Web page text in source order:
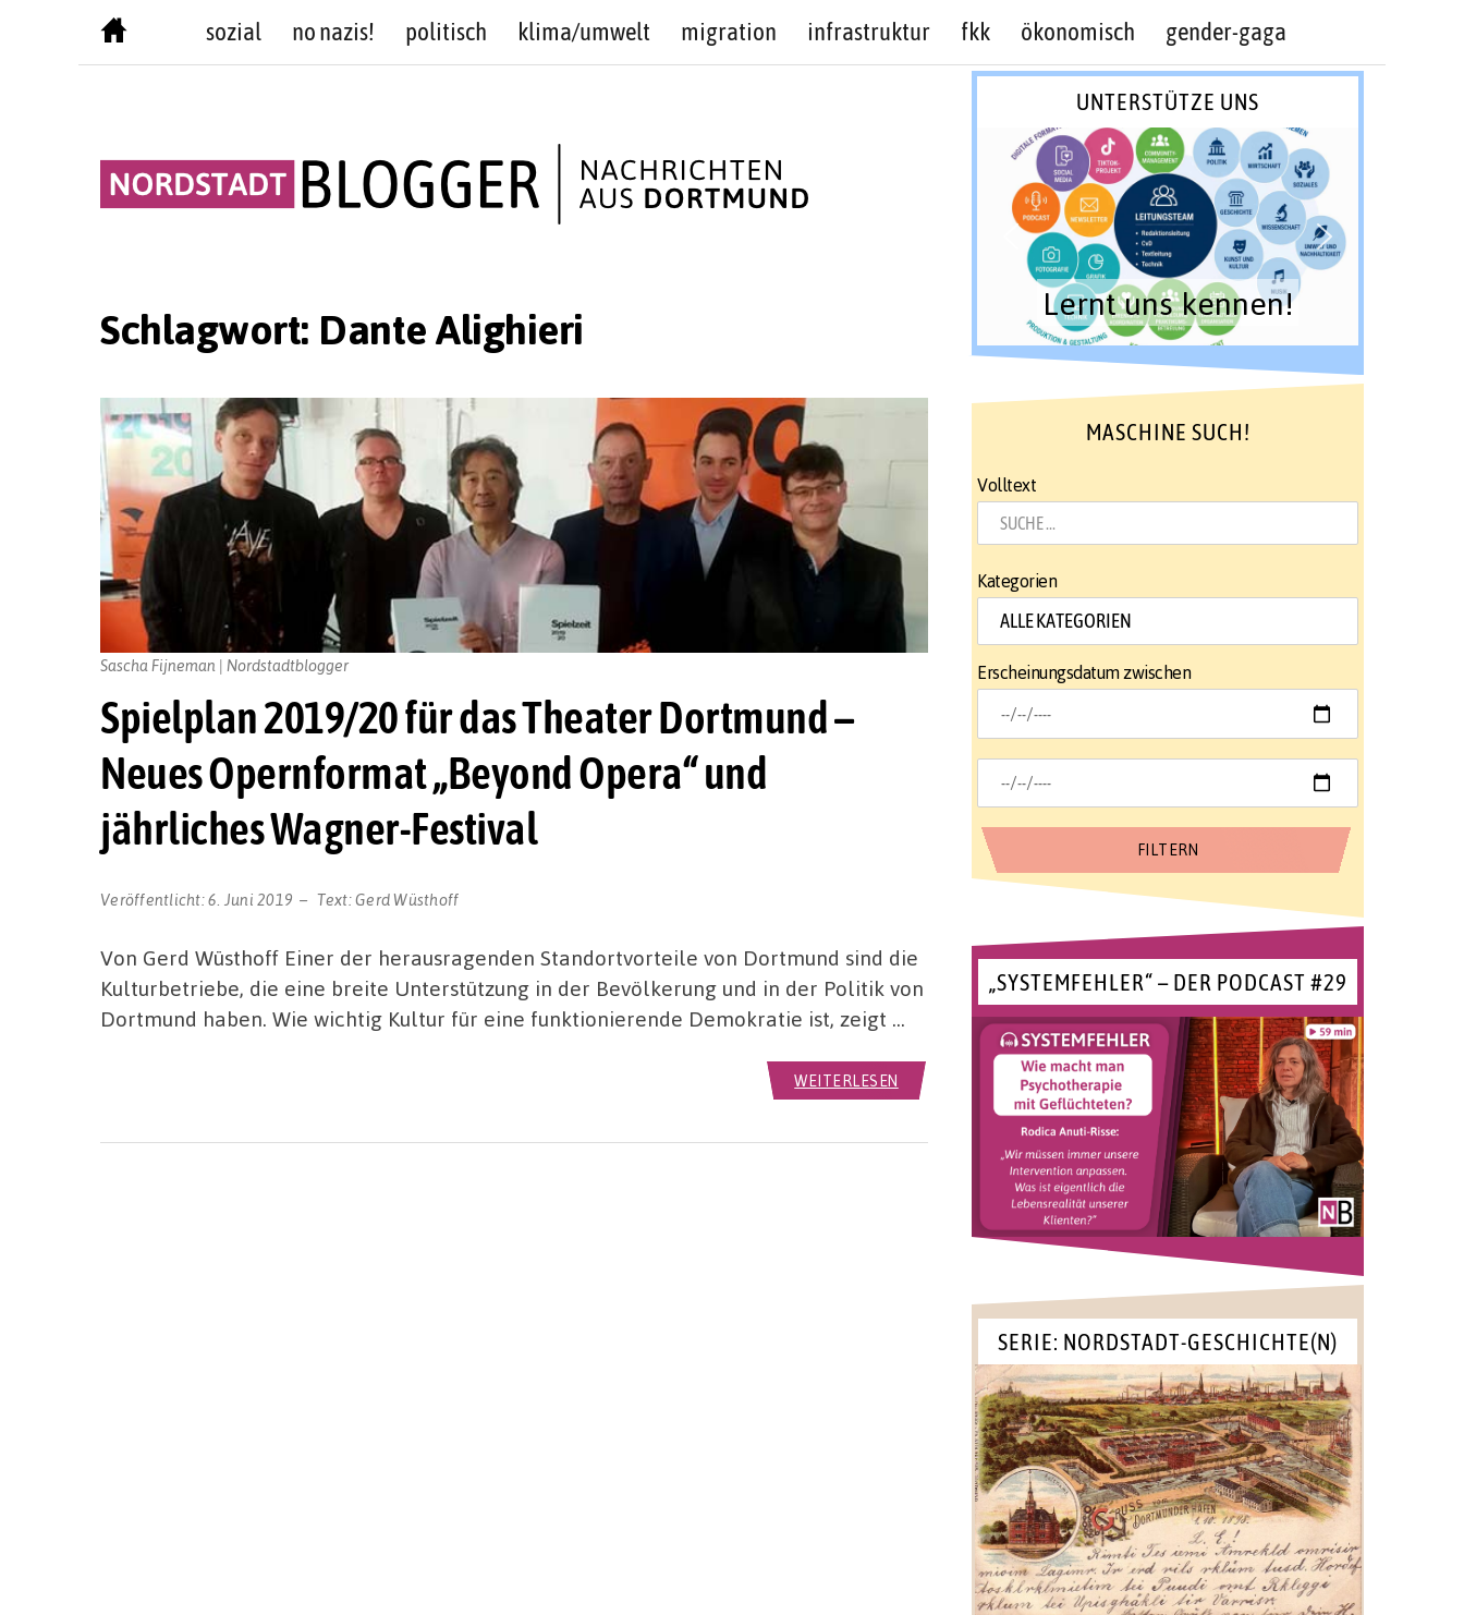
sozial no nazis! politisch klima/umwelt migration infrastruktur fkk ökonomisch gender-gaga
Schlagwort: Dante Alighieri
Spielplan 2019/20 für das Theater Dortmund –
Neues Opernformat „Beyond Opera“ und
jährliches Wagner-Festival
Veröffentlicht:6. Juni 2019 Text:Gerd Wüsthoff
Sascha Fijneman | Nordstadtblogger
Von Gerd Wüsthoff Einer der herausragenden Standortvorteile von Dortmund sind die
Kulturbetriebe, die eine breite Unterstützung in der Bevölkerung und in der Politik von
Dortmund haben. Wie wichtig Kultur für eine funktionierende Demokratie ist, zeigt …
WEITERLESEN
UNTERSTÜTZE UNS
Lernt uns kennen!
MASCHINE SUCH!
Volltext
Kategorien
Erscheinungsdatum zwischen
„SYSTEMFEHLER“ – DER PODCAST #29
SERIE: NORDSTADT-GESCHICHTE(N)